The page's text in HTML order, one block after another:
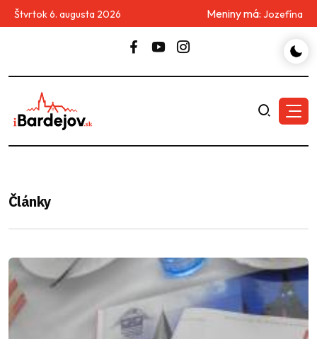
Štvrtok 6. augusta 2026 Meniny má: Jozefína
Články